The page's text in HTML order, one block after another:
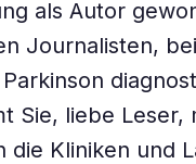
als Autor
Journalisten,
Sie, liebe Leser,
die Kliniken und